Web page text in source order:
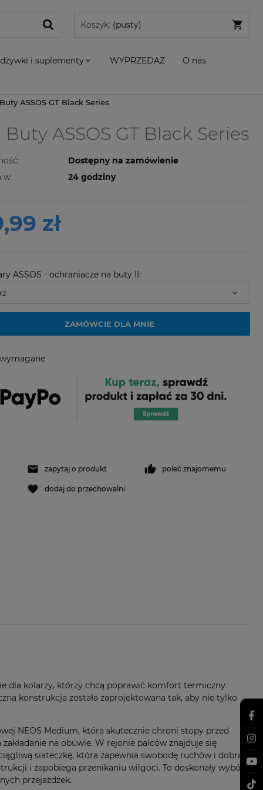
Koszyk: (pusty)
i suplementy WYPRZEDAŻ O nas
ASSOS GT Black Series
ASSOS GT Black Series
Dostępny na zamówienie
w:
24 godziny
zł
ASSOS - ochraniacze na buty II:
ZAMÓWCIE DLA MNIE
zapytaj o produkt poleć znajomemu
dodaj do przechowalni
dla kolarzy, którzy chcą poprawić komfort termiczny
konstrukcja została zaprojektowana tak, aby nie tylko
NEOS Medium, która skutecznie chroni stopy przed
na obuwie. W rejonie palców znajduje się
siateczkę, która zapewnia swobodę ruchów i dobrą
i zapobiega przenikaniu wilgoci. To doskonały wybór
przejażdżek.